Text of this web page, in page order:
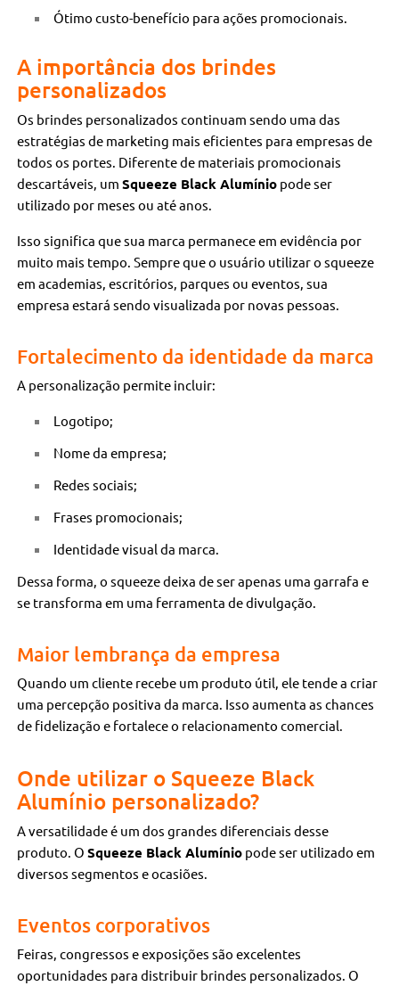
Ótimo custo-benefício para ações promocionais.
A importância dos brindes
personalizados
Os brindes personalizados continuam sendo uma das
estratégias de marketing mais eficientes para empresas de
todos os portes. Diferente de materiais promocionais
descartáveis, umSqueeze Black Alumínio pode ser
utilizado por meses ou até anos.
Isso significa que sua marca permanece em evidência por
muito mais tempo. Sempre que o usuário utilizar o squeeze
em academias, escritórios, parques ou eventos, sua
empresa estará sendo visualizada por novas pessoas.
Fortalecimento da identidade da marca
A personalização permite incluir:
Logotipo;
Nome da empresa;
Redes sociais;
Frases promocionais;
Identidade visual da marca.
Dessa forma, o squeeze deixa de ser apenas uma garrafa e
se transforma em uma ferramenta de divulgação.
Maior lembrança da empresa
Quando um cliente recebe um produto útil, ele tende a criar
uma percepção positiva da marca. Isso aumenta as chances
de fidelização e fortalece o relacionamento comercial.
Onde utilizar o Squeeze Black
Alumínio personalizado?
A versatilidade é um dos grandes diferenciais desse
produto. OSqueeze Black Alumínio pode ser utilizado em
diversos segmentos e ocasiões.
Eventos corporativos
Feiras, congressos e exposições são excelentes
oportunidades para distribuir brindes personalizados. O